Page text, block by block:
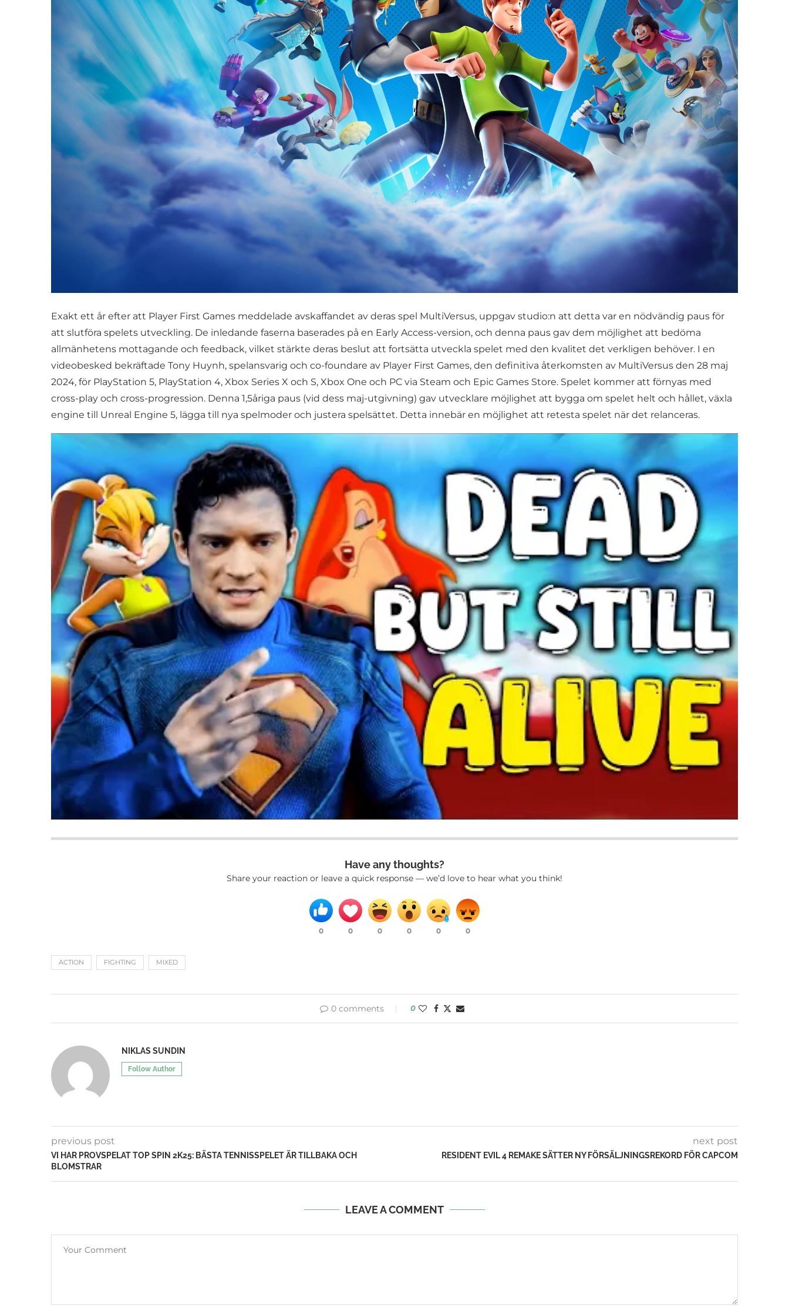
Exakt ett år efter att Player First Games meddelade avskaffandet av deras spel MultiVersus, uppgav studio:n att detta var en nödvändig paus för
att slutföra spelets utveckling. De inledande faserna baserades på en Early Access-version, och denna paus gav dem möjlighet att bedöma
allmänhetens mottagande och feedback, vilket stärkte deras beslut att fortsätta utveckla spelet med den kvalitet det verkligen behöver. I en
videobesked bekräftade Tony Huynh, spelansvarig och co-foundare av Player First Games, den definitiva återkomsten av MultiVersus den 28 maj
2024, för PlayStation 5, PlayStation 4, Xbox Series X och S, Xbox One och PC via Steam och Epic Games Store. Spelet kommer att förnyas med
cross-play och cross-progression. Denna 1,5åriga paus (vid dess maj-utgivning) gav utvecklare möjlighet att bygga om spelet helt och hållet, växla
engine till Unreal Engine 5, lägga till nya spelmoder och justera spelsättet. Detta innebär en möjlighet att retesta spelet när det relanceras.
Have any thoughts?
Share your reaction or leave a quick response — we’d love to hear what you think!
0 0 0 0 0 0
ACTION FIGHTING MIXED
0 comments 0
NIKLAS SUNDIN
Follow Author
previous post
VI HAR PROVSPELAT TOP SPIN 2K25: BÄSTA TENNISSPELET ÄR TILLBAKA OCH
BLOMSTRAR
next post
RESIDENT EVIL 4 REMAKE SÄTTER NY FÖRSÄLJNINGSREKORD FÖR CAPCOM
LEAVE A COMMENT